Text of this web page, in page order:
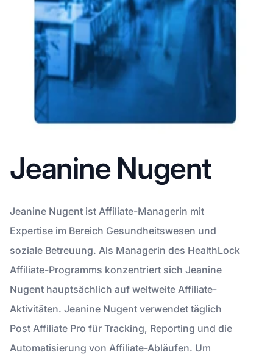
Jeanine Nugent
Jeanine Nugent ist Affiliate-Managerin mit
Expertise im Bereich Gesundheitswesen und
soziale Betreuung. Als Managerin des HealthLock
Affiliate-Programms konzentriert sich Jeanine
Nugent hauptsächlich auf weltweite Affiliate-
Aktivitäten. Jeanine Nugent verwendet täglich
Post Affiliate Pro für Tracking, Reporting und die
Automatisierung von Affiliate-Abläufen. Um